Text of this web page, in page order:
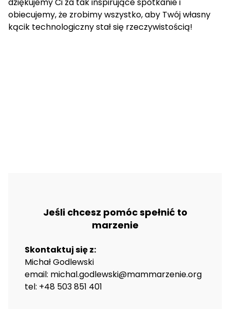
dziękujemy Ci za tak inspirujące spotkanie i
obiecujemy, że zrobimy wszystko, aby Twój własny
kącik technologiczny stał się rzeczywistością!
Jeśli chcesz pomóc spełnić to
marzenie
Skontaktuj się z:
Michał Godlewski
email: michal.godlewski@mammarzenie.org
tel: +48 503 851 401